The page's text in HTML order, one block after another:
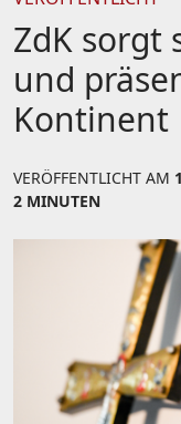
ZdK sorgt
und
Kontinent
VERÖFFENTLICHT AM
2 MINUTEN